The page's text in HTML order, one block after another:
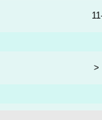
>